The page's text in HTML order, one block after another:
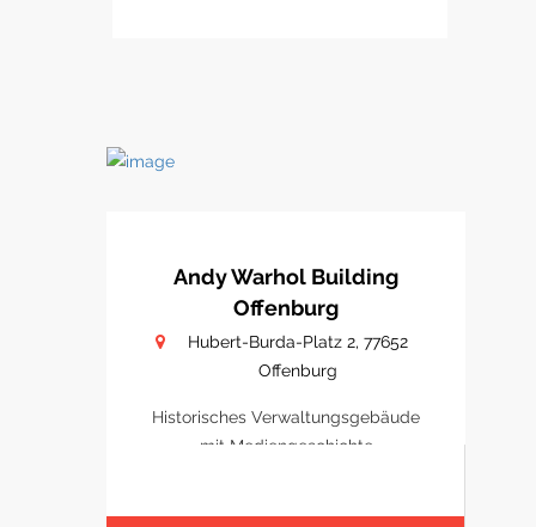
Andy Warhol Building
Offenburg
Hubert-Burda-Platz 2, 77652
Offenburg
Historisches Verwaltungsgebäude
mit Mediengeschichte